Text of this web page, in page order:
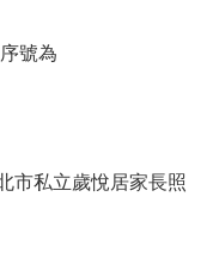
號為
市私立歲悅居家長照